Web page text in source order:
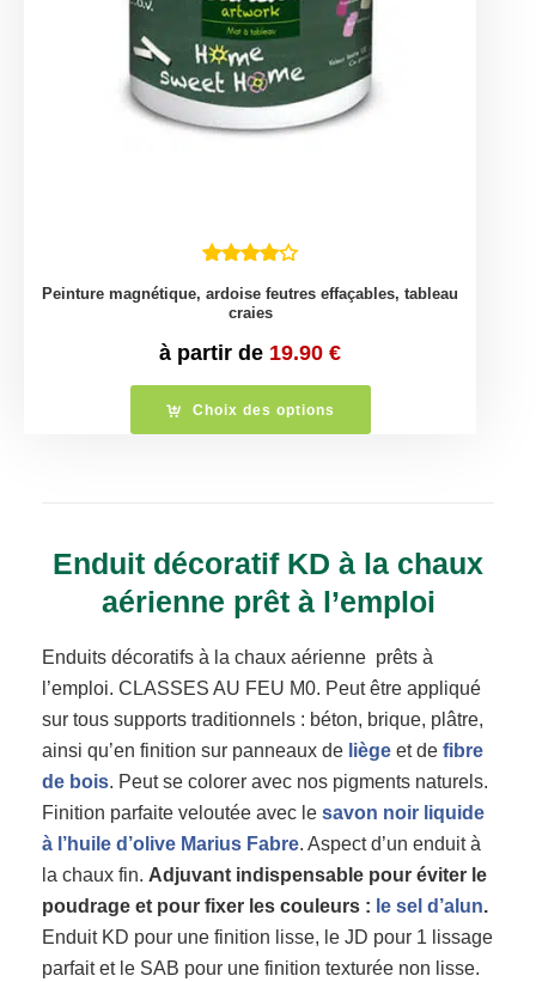
Peinture magnétique, ardoise feutres effaçables, tableau
craies
à partir de 19.90 €
Choix des options
Enduit décoratif KD à la chaux
aérienne prêt à l’emploi
Enduits décoratifs à la chaux aérienne prêts à
l’emploi. CLASSES AU FEU M0. Peut être appliqué
sur tous supports traditionnels : béton, brique, plâtre,
ainsi qu’en finition sur panneaux de liège et de fibre
de bois. Peut se colorer avec nos pigments naturels.
Finition parfaite veloutée avec le savon noir liquide
à l’huile d’olive Marius Fabre. Aspect d’un enduit à
la chaux fin. Adjuvant indispensable pour éviter le
poudrage et pour fixer les couleurs : le sel d’alun.
Enduit KD pour une finition lisse, le JD pour 1 lissage
parfait et le SAB pour une finition texturée non lisse.